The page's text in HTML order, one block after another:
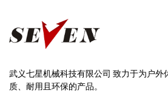
武义七星机械科技有限公司 致力于为户外
质、耐用且环保的产品。